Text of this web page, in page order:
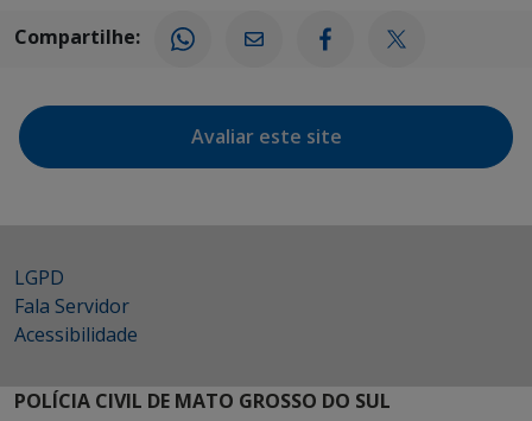
Compartilhe:
Avaliar este site
LGPD
Fala Servidor
Acessibilidade
POLÍCIA CIVIL DE MATO GROSSO DO SUL